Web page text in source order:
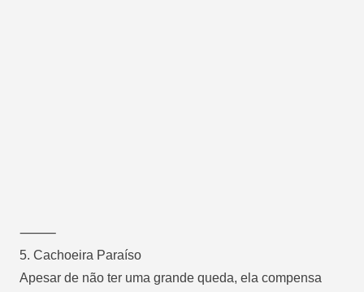
⸻
5. Cachoeira Paraíso
Apesar de não ter uma grande queda, ela compensa